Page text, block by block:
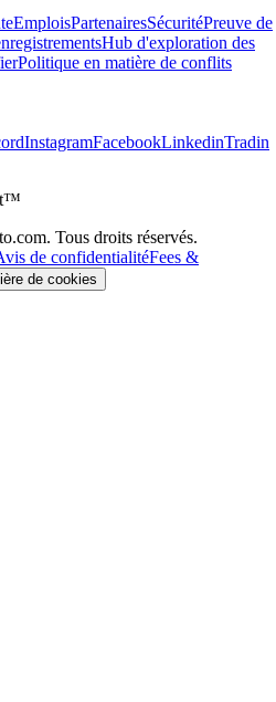
EmploisPartenairesSécuritéPreuve de
Hub d'exploration des
Politique en matière de conflits
InstagramFacebookLinkedinTradin
Tous droits réservés.
de confidentialitéFees &
de cookies